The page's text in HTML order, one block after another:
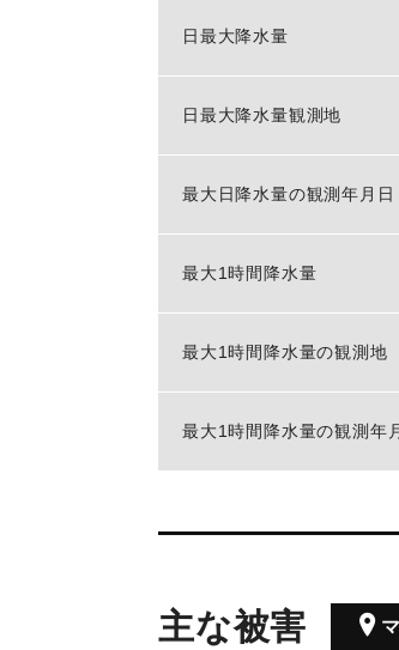
日最大降水量
日最大降水量観測地
最大日降水量の観測年月日
最大1時間降水量
最大1時間降水量の観測地
最大1時間降水量の観測年
主な被害